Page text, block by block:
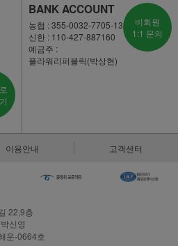
BANK ACCOUNT
농협 : 355-0032-7705-13
신한 : 110-427-887160
예금주 :
플라워리퍼블릭(박상현)
비회원
1:1 문의
이용안내 고객센터
22,9층
박신영
운-0664호